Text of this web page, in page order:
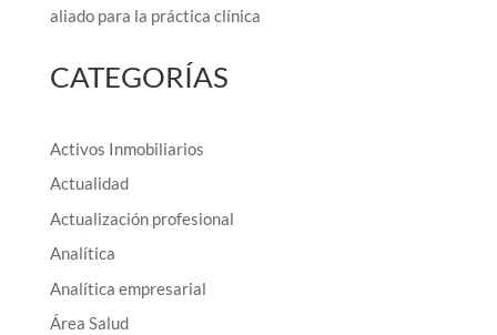
aliado para la práctica clínica
CATEGORÍAS
Activos Inmobiliarios
Actualidad
Actualización profesional
Analítica
Analítica empresarial
Área Salud